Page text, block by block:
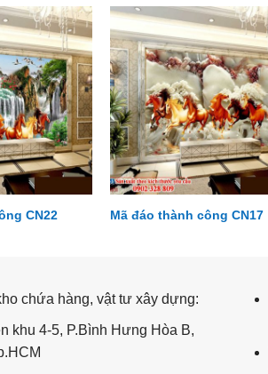
CN22 Mã đáo thành công CN17
chứa hàng, vật tư xây dựng:
khu 4-5, P.Bình Hưng Hòa B,